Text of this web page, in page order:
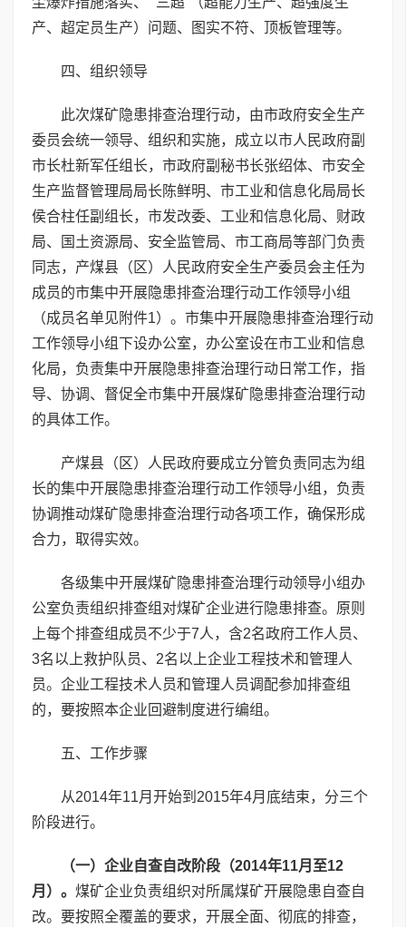
产、超定员生产）问题、图实不符、顶板管理等。
四、组织领导
此次煤矿隐患排查治理行动，由市政府安全生产
委员会统一领导、组织和实施，成立以市人民政府副
市长杜新军任组长，市政府副秘书长张绍体、市安全
生产监督管理局局长陈鲜明、市工业和信息化局局长
侯合柱任副组长，市发改委、工业和信息化局、财政
局、国土资源局、安全监管局、市工商局等部门负责
同志，产煤县（区）人民政府安全生产委员会主任为
成员的市集中开展隐患排查治理行动工作领导小组
（成员名单见附件1）。市集中开展隐患排查治理行动
工作领导小组下设办公室，办公室设在市工业和信息
化局，负责集中开展隐患排查治理行动日常工作，指
导、协调、督促全市集中开展煤矿隐患排查治理行动
的具体工作。
产煤县（区）人民政府要成立分管负责同志为组
长的集中开展隐患排查治理行动工作领导小组，负责
协调推动煤矿隐患排查治理行动各项工作，确保形成
合力，取得实效。
各级集中开展煤矿隐患排查治理行动领导小组办
公室负责组织排查组对煤矿企业进行隐患排查。原则
上每个排查组成员不少于7人，含2名政府工作人员、
3名以上救护队员、2名以上企业工程技术和管理人
员。企业工程技术人员和管理人员调配参加排查组
的，要按照本企业回避制度进行编组。
五、工作步骤
从2014年11月开始到2015年4月底结束，分三个
阶段进行。
（一）企业自查自改阶段（2014年11月至12
月）。 煤矿企业负责组织对所属煤矿开展隐患自查自
改。要按照全覆盖的要求，开展全面、彻底的排查，